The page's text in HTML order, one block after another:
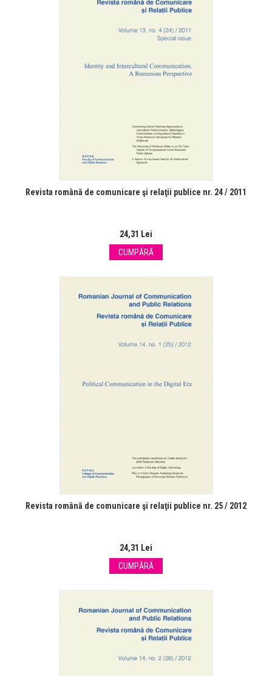
Revista română de comunicare şi relaţii publice nr. 24 / 2011
24,31 Lei
CUMPĂRĂ
Revista română de comunicare şi relaţii publice nr. 25 / 2012
24,31 Lei
CUMPĂRĂ